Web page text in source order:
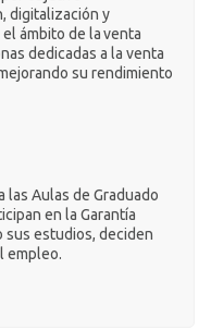
digitalización y
ámbito de la venta
dedicadas a la venta
su rendimiento
las Aulas de Graduado
en la Garantía
sus estudios, deciden
empleo.